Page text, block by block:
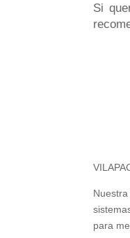
Si
para